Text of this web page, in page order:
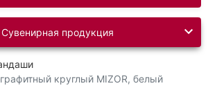
Сувенирная продукция
круглый MIZOR, белый